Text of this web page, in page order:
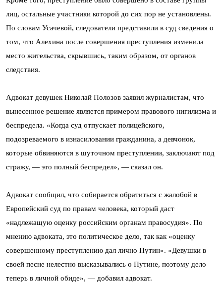
лиц, остальные участники которой до сих пор не установлены.
По словам Усачевой, следователи представили в суд сведения о
том, что Алехина после совершения преступления изменила
место жительства, скрывшись, таким образом, от органов
следствия.
Адвокат девушек Николай Полозов заявил журналистам, что
вынесенное решение является примером правового нигилизма и
беспредела. «Когда суд отпускает полицейского,
подозреваемого в изнасиловании гражданина, а девчонок,
которые обвиняются в шуточном преступлении, заключают под
стражу, — это полный беспредел», — сказал он.
Адвокат сообщил, что собирается обратиться с жалобой в
Европейский суд по правам человека, который даст
«надлежащую оценку российским органам правосудия». По
мнению адвоката, это политическое дело, так как «оценку
совершенному преступлению дал лично Путин». «Девушки в
своей песне нелестно высказывались о Путине, поэтому дело
теперь в личной обиде», — добавил адвокат.